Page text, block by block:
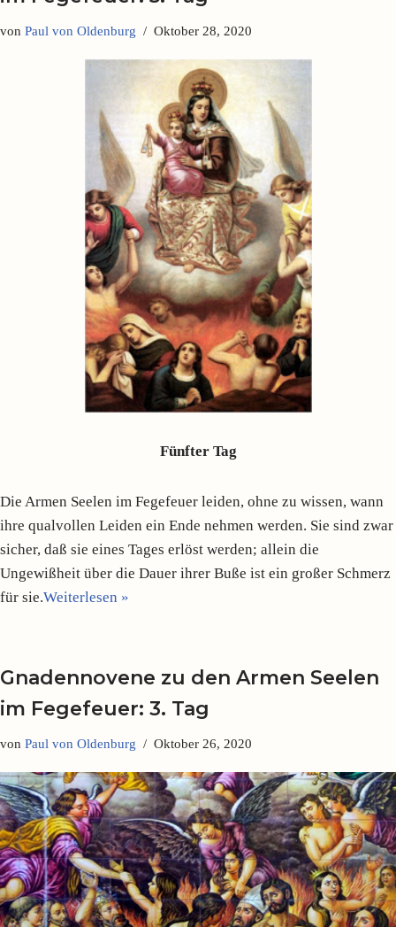
von Paul von Oldenburg Oktober 28, 2020
Fünfter Tag
Die Armen Seelen im Fegefeuer leiden, ohne zu wissen, wann
ihre qualvollen Leiden ein Ende nehmen werden. Sie sind zwar
sicher, daß sie eines Tages erlöst werden; allein die
Ungewißheit über die Dauer ihrer Buße ist ein großer Schmerz
für sie.Weiterlesen »
Gnadennovene zu den Armen Seelen
im Fegefeuer: 3. Tag
von Paul von Oldenburg Oktober 26, 2020